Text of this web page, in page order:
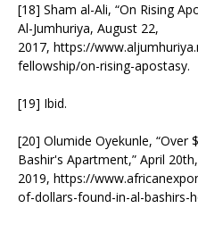
[18] Sham al-Ali, “On Rising
Al-Jumhuriya, August 22,
2017, https://
fellowship/on-rising-apostasy.
[19] Ibid.
[20] Olumide Oyekunle, “Over
Bashir's Apartment,” April 20th,
2019, https://
of-dollars-found-in-al-bashirs-